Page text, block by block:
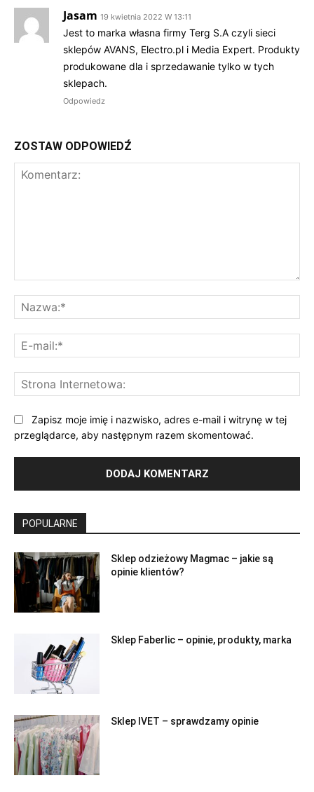
Jasam 19 kwietnia 2022 W 13:11
Jest to marka własna firmy Terg S.A czyli sieci
sklepów AVANS, Electro.pl i Media Expert. Produkty
produkowane dla i sprzedawanie tylko w tych
sklepach.
Odpowiedz
ZOSTAW ODPOWIEDŹ
Zapisz moje imię i nazwisko, adres e-mail i witrynę w tej
przeglądarce, aby następnym razem skomentować.
POPULARNE
Sklep odzieżowy Magmac – jakie są
opinie klientów?
Sklep Faberlic – opinie, produkty, marka
Sklep IVET – sprawdzamy opinie